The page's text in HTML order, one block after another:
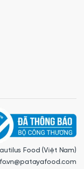
Food (Việt Nam)